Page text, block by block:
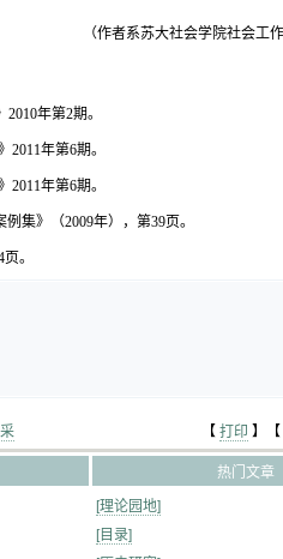
（作者系苏大社会学院社会工
2010年第2期。
2011年第6期。
2011年第6期。
例集》（2009年），第39页。
页。
【 打印 】【
热门文章
[理论园地]
[目录]